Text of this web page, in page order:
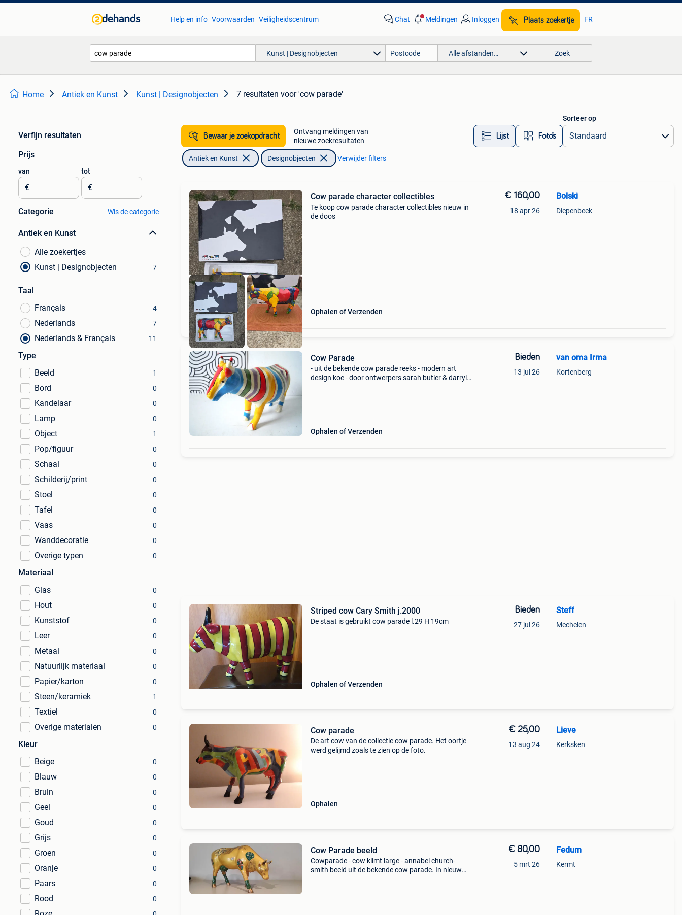
Help en info Voorwaarden Veiligheidscentrum Chat Meldingen Inloggen Plaats zoekertje FR
Kunst | Designobjecten Alle afstanden… Zoek
Home Antiek en Kunst Kunst | Designobjecten 7 resultaten voor 'cow parade'
Verfijn resultaten
Prijs
van
€
tot
€
Categorie Wis de categorie
Antiek en Kunst
Alle zoekertjes
Kunst | Designobjecten
7
Taal
Français
4
Nederlands 7
Nederlands & Français 11
Type
Beeld
1
Bord 0
Kandelaar 0
Lamp 0
Object 1
Pop/figuur 0
Schaal 0
Schilderij/print 0
Stoel 0
Tafel 0
Vaas 0
Wanddecoratie 0
Overige typen 0
Materiaal
Glas
0
Hout 0
Kunststof 0
Leer 0
Metaal 0
Natuurlijk materiaal 0
Papier/karton 0
Steen/keramiek 1
Textiel 0
Overige materialen 0
Kleur
Beige
0
Blauw 0
Bruin 0
Geel 0
Goud 0
Grijs 0
Groen 0
Oranje 0
Paars 0
Rood 0
Bewaar je zoekopdracht
Ontvang meldingen van
nieuwe zoekresultaten
Lijst Foto’s
Sorteer op
Antiek en Kunst Designobjecten Verwijder filters
Cow parade character collectibles
Te koop cow parade character collectibles nieuw in
de doos
Ophalen of Verzenden
€ 160,00
18 apr 26
Bolski
Diepenbeek
Cow Parade
- uit de bekende cow parade reeks - modern art
design koe - door ontwerpers sarah butler & darryl
Ophalen of Verzenden
Bieden
13 jul 26
van oma Irma
Kortenberg
Striped cow Cary Smith j.2000
De staat is gebruikt cow parade l.29 H 19cm
Ophalen of Verzenden
Bieden
27 jul 26
Steff
Mechelen
Cow parade
De art cow van de collectie cow parade. Het oortje
werd gelijmd zoals te zien op de foto.
Ophalen
€ 25,00
13 aug 24
Lieve
Kerksken
Cow Parade beeld
Cowparade - cow klimt large - annabel church-
smith beeld uit de bekende cow parade. In nieuw
€ 80,00
5 mrt 26
Fedum
Kermt